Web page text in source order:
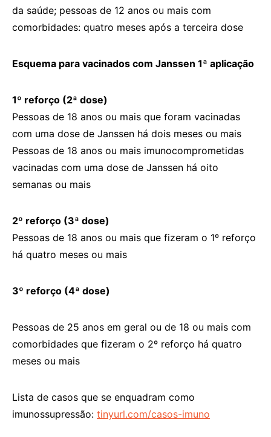
da saúde; pessoas de 12 anos ou mais com
comorbidades: quatro meses após a terceira dose
Esquema para vacinados com Janssen 1ª aplicação
1º reforço (2ª dose)
Pessoas de 18 anos ou mais que foram vacinadas
com uma dose de Janssen há dois meses ou mais
Pessoas de 18 anos ou mais imunocomprometidas
vacinadas com uma dose de Janssen há oito
semanas ou mais
2º reforço (3ª dose)
Pessoas de 18 anos ou mais que fizeram o 1º reforço
há quatro meses ou mais
3º reforço (4ª dose)
Pessoas de 25 anos em geral ou de 18 ou mais com
comorbidades que fizeram o 2º reforço há quatro
meses ou mais
Lista de casos que se enquadram como
imunossupressão: tinyurl.com/casos-imuno